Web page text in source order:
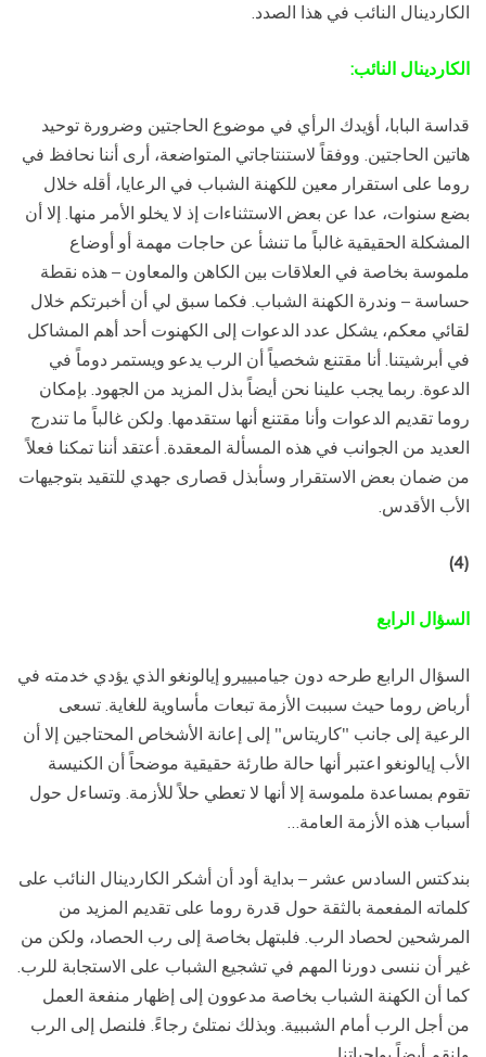
الكاردينال النائب في هذا الصدد.
الكاردينال النائب:
قداسة البابا، أؤيدك الرأي في موضوع الحاجتين وضرورة توحيد
هاتين الحاجتين. ووفقاً لاستنتاجاتي المتواضعة، أرى أننا نحافظ في
روما على استقرار معين للكهنة الشباب في الرعايا، أقله خلال
بضع سنوات، عدا عن بعض الاستثناءات إذ لا يخلو الأمر منها. إلا أن
المشكلة الحقيقية غالباً ما تنشأ عن حاجات مهمة أو أوضاع
ملموسة بخاصة في العلاقات بين الكاهن والمعاون – هذه نقطة
حساسة – وندرة الكهنة الشباب. فكما سبق لي أن أخبرتكم خلال
لقائي معكم، يشكل عدد الدعوات إلى الكهنوت أحد أهم المشاكل
في أبرشيتنا. أنا مقتنع شخصياً أن الرب يدعو ويستمر دوماً في
الدعوة. ربما يجب علينا نحن أيضاً بذل المزيد من الجهود. بإمكان
روما تقديم الدعوات وأنا مقتنع أنها ستقدمها. ولكن غالباً ما تندرج
العديد من الجوانب في هذه المسألة المعقدة. أعتقد أننا تمكنا فعلاً
من ضمان بعض الاستقرار وسأبذل قصارى جهدي للتقيد بتوجيهات
الأب الأقدس.
(4)
السؤال الرابع
السؤال الرابع طرحه دون جيامبييرو إيالونغو الذي يؤدي خدمته في
أرباض روما حيث سببت الأزمة تبعات مأساوية للغاية. تسعى
الرعية إلى جانب "كاريتاس" إلى إعانة الأشخاص المحتاجين إلا أن
الأب إيالونغو اعتبر أنها حالة طارئة حقيقية موضحاً أن الكنيسة
تقوم بمساعدة ملموسة إلا أنها لا تعطي حلاً للأزمة. وتساءل حول
أسباب هذه الأزمة العامة…
بندكتس السادس عشر – بداية أود أن أشكر الكاردينال النائب على
كلماته المفعمة بالثقة حول قدرة روما على تقديم المزيد من
المرشحين لحصاد الرب. فلبتهل بخاصة إلى رب الحصاد، ولكن من
غير أن ننسى دورنا المهم في تشجيع الشباب على الاستجابة للرب.
كما أن الكهنة الشباب بخاصة مدعوون إلى إظهار منفعة العمل
من أجل الرب أمام الشببية. وبذلك نمتلئ رجاءً. فلنصل إلى الرب